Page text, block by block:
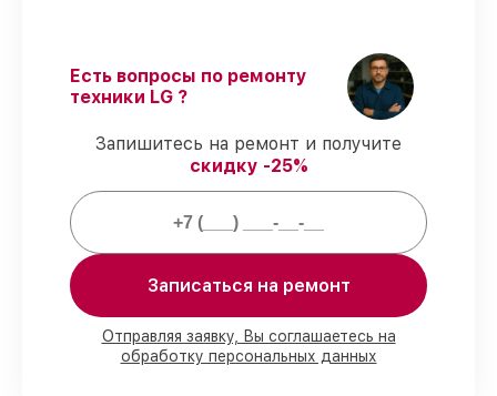
ремонт роботов-пылесосов LG без
бесконечных переносов.
Поддержка после ремонта – на все
виды работ и комплектующие для
роботов-пылесосов LG предоставляется
гарантия до 3-х лет.
Мы гарантируем:
заказов по ремонту выполняются в
присутствии клиента
90%деталей LG имеются в наличии в
Ростове-на-Дону, остальные
Есть вопросы по ремонту
техники LG ?
Запишитесь на ремонт и получите
скидку -25%
Записаться на ремонт
Отправляя заявку, Вы соглашаетесь на
обработку персональных данных